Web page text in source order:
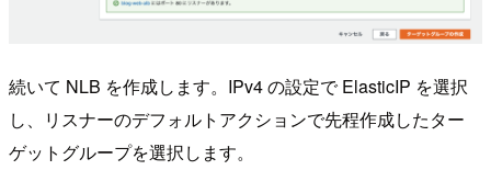
続いて NLB を作成します。IPv4 の設定で ElasticIP を選択
し、リスナーのデフォルトアクションで先程作成したター
ゲットグループを選択します。